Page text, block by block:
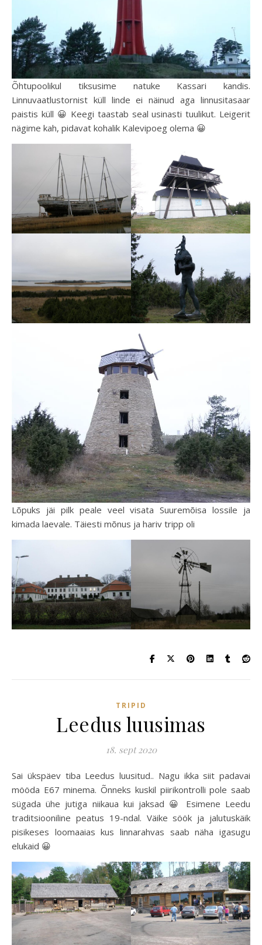
Õhtupoolikul tiksusime natuke Kassari kandis.
Linnuvaatlustornist küll linde ei näinud aga linnusitasaar
paistis küll 😀 Keegi taastab seal usinasti tuulikut. Leigerit
nägime kah, pidavat kohalik Kalevipoeg olema 😀
Lõpuks jäi pilk peale veel visata Suuremõisa lossile ja
kimada laevale. Täiesti mõnus ja hariv tripp oli
TRIPID
Leedus luusimas
18. sept 2020
Sai ükspäev tiba Leedus luusitud.. Nagu ikka siit padavai
mööda E67 minema. Õnneks kuskil piirikontrolli pole saab
sügada ühe jutiga niikaua kui jaksad 😀 Esimene Leedu
traditsiooniline peatus 19-ndal. Väike söök ja jalutuskäik
pisikeses loomaaias kus linnarahvas saab näha igasugu
elukaid 😀